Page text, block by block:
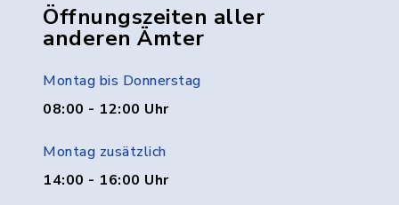
Öffnungszeiten aller
anderen Ämter
Montag bis Donnerstag
08:00 - 12:00 Uhr
Montag zusätzlich
14:00 - 16:00 Uhr